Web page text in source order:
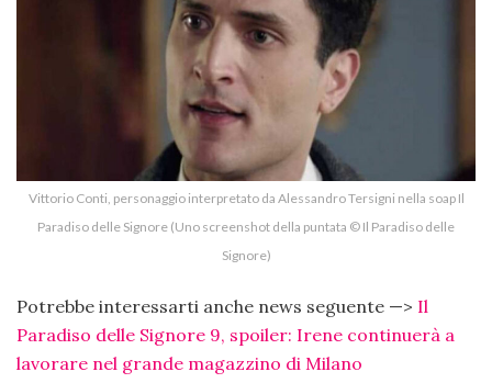
Vittorio Conti, personaggio interpretato da Alessandro Tersigni nella soap Il
Paradiso delle Signore (Uno screenshot della puntata © Il Paradiso delle
Signore)
Potrebbe interessarti anche news seguente —> Il
Paradiso delle Signore 9, spoiler: Irene continuerà a
lavorare nel grande magazzino di Milano